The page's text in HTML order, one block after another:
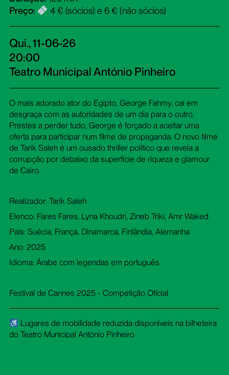
Preço:
4 € (sócios) e 6 € (não sócios)
Qui., 11-06-26
20:00
Teatro Municipal António Pinheiro
O mais adorado ator do Egipto, George Fahmy, cai em
desgraça com as autoridades de um dia para o outro.
Prestes a perder tudo, George é forçado a aceitar uma
oferta para participar num filme de propaganda. O novo filme
de Tarik Saleh é um ousado thriller político que revela a
corrupção por debaixo da superfície de riqueza e glamour
de Cairo.
Realizador: Tarik Saleh
Elenco: Fares Fares, Lyna Khoudri, Zineb Triki, Amr Waked
País: Suécia, França, Dinamarca, Finlândia, Alemanha
Ano: 2025
Idioma: Árabe com legendas em português
Festival de Cannes 2025 - Competição Oficial
Lugares de mobilidade reduzida disponíveis na bilheteira
do Teatro Municipal António Pinheiro